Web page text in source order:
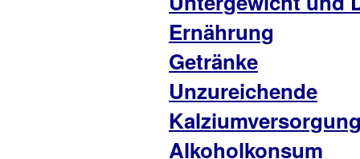
Ernährung
Getränke
Unzureichende
Alkoholkonsum